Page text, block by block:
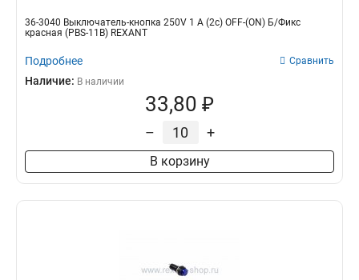
36-3040 Выключатель-кнопка 250V 1 А (2с) OFF-(ON) Б/Фикс
красная (PBS-11В) REXANT
Подробнее Сравнить
Наличие: В наличии
33,80 ₽
– +
В корзину